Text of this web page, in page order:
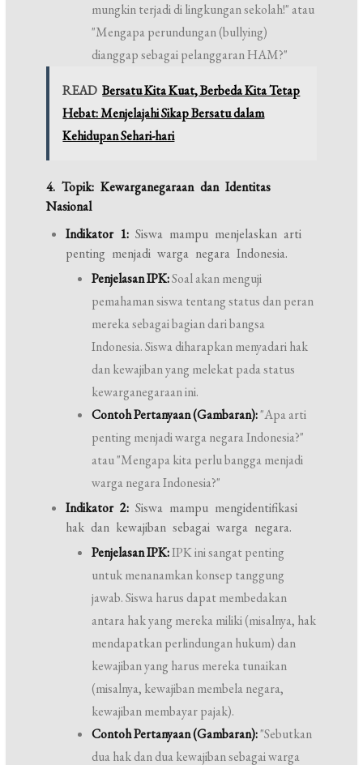
mungkin terjadi di lingkungan sekolah!" atau
"Mengapa perundungan (bullying)
dianggap sebagai pelanggaran HAM?"
READ Bersatu Kita Kuat, Berbeda Kita Tetap
Hebat: Menjelajahi Sikap Bersatu dalam
Kehidupan Sehari-hari
4. Topik: Kewarganegaraan dan Identitas
Nasional
Indikator 1: Siswa mampu menjelaskan arti
penting menjadi warga negara Indonesia.
Penjelasan IPK:Soal akan menguji
pemahaman siswa tentang status dan peran
mereka sebagai bagian dari bangsa
Indonesia. Siswa diharapkan menyadari hak
dan kewajiban yang melekat pada status
kewarganegaraan ini.
Contoh Pertanyaan (Gambaran):"Apa arti
penting menjadi warga negara Indonesia?"
atau "Mengapa kita perlu bangga menjadi
warga negara Indonesia?"
Indikator 2: Siswa mampu mengidentifikasi
hak dan kewajiban sebagai warga negara.
Penjelasan IPK:IPK ini sangat penting
untuk menanamkan konsep tanggung
jawab. Siswa harus dapat membedakan
antara hak yang mereka miliki (misalnya, hak
mendapatkan perlindungan hukum) dan
kewajiban yang harus mereka tunaikan
(misalnya, kewajiban membela negara,
kewajiban membayar pajak).
Contoh Pertanyaan (Gambaran):"Sebutkan
dua hak dan dua kewajiban sebagai warga